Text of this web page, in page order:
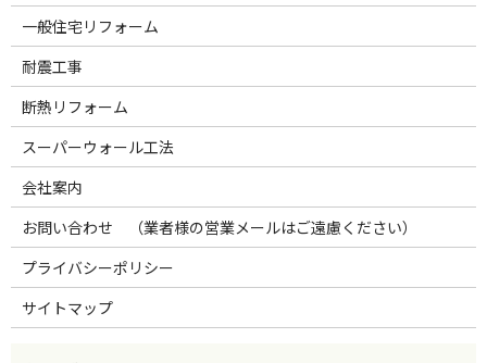
一般住宅リフォーム
耐震工事
断熱リフォーム
スーパーウォール工法
会社案内
お問い合わせ （業者様の営業メールはご遠慮ください）
プライバシーポリシー
サイトマップ